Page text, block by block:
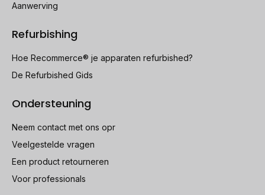
Aanwerving
Refurbishing
Hoe Recommerce® je apparaten refurbished?
De Refurbished Gids
Ondersteuning
Neem contact met ons opr
Veelgestelde vragen
Een product retourneren
Voor professionals